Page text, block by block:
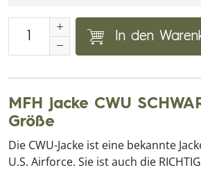
In den
MFH jacke CWU
Größe
Die CWU-Jacke ist eine bekannte
U.S. Airforce. Sie ist auch die